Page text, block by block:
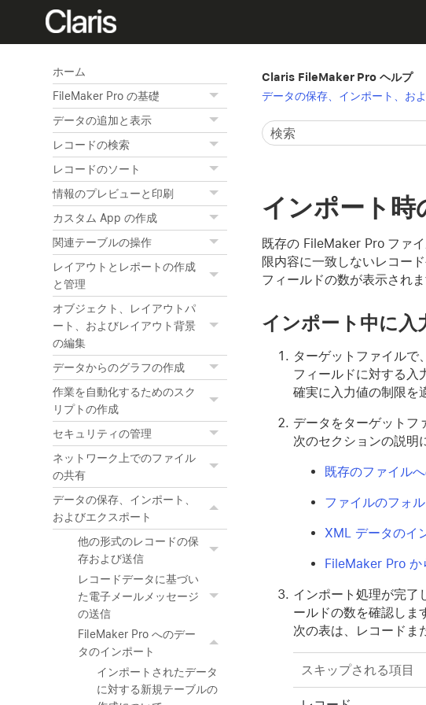
ホーム
FileMaker Pro の基礎
データの追加と表示
レコードの検索
レコードのソート
情報のプレビューと印刷
カスタム App の作成
関連テーブルの操作
レイアウトとレポートの作成
と管理
オブジェクト、レイアウトパ
ート、およびレイアウト背景
の編集
データからのグラフの作成
作業を自動化するためのスク
リプトの作成
セキュリティの管理
ネットワーク上でのファイル
の共有
データの保存、インポート、
およびエクスポート
他の形式のレコードの保
存および送信
レコードデータに基づい
た電子メールメッセージ
の送信
FileMaker Pro へのデー
タのインポート
インポートされたデータ
に対する新規テーブルの
Claris FileMaker Pro ヘルプ
データの保存、インポート、お
インポート時
既存の FileMaker Pro ファ
限内容に一致しないレコー
フィールドの数が表示されま
インポート中に入
ターゲットファイルで
フィールドに対する入
確実に入力値の制限を
データをターゲットフ
次のセクションの説明
既存のファイル
ファイルのフォ
XML データのイ
FileMaker Pro か
インポート処理が完了
ールドの数を確認しま
次の表は、レコードま
スキップされる項目